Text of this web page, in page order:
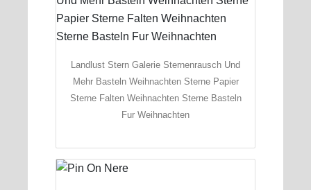
Landlust Stern Galerie Sternenrausch Und
Mehr Basteln Weihnachten Sterne Papier
Sterne Falten Weihnachten Sterne Basteln
Fur Weihnachten